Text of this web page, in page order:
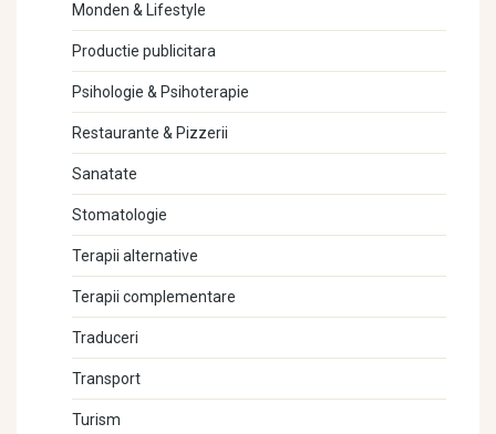
Monden & Lifestyle
Productie publicitara
Psihologie & Psihoterapie
Restaurante & Pizzerii
Sanatate
Stomatologie
Terapii alternative
Terapii complementare
Traduceri
Transport
Turism